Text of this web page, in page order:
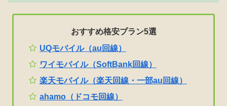
おすすめ格安プラン5選
UQモバイル（au回線）
ワイモバイル（SoftBank回線）
楽天モバイル（楽天回線・一部au回線）
ahamo（ドコモ回線）